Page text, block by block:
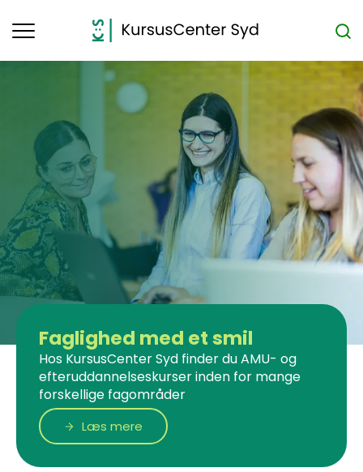
Toggle
Faglighed med et smil
Hos KursusCenter Syd finder du AMU- og
efteruddannelseskurser inden for mange
forskellige fagområder
Læs mere